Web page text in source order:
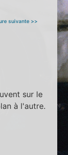
suivante >>
sur le
à l'autre.